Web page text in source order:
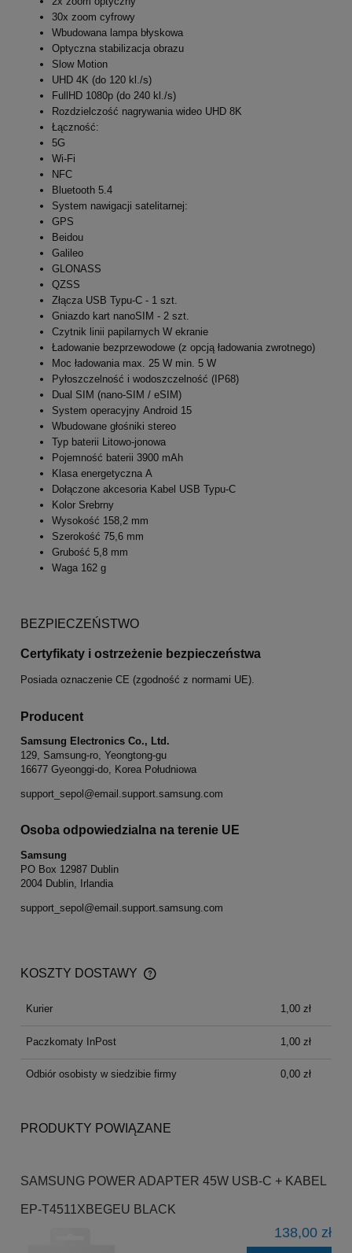
30x zoom cyfrowy
Wbudowana lampa błyskowa
Optyczna stabilizacja obrazu
Slow Motion
UHD 4K (do 120 kl./s)
FullHD 1080p (do 240 kl./s)
Rozdzielczość nagrywania wideo UHD 8K
Łączność:
5G
Wi-Fi
NFC
Bluetooth 5.4
System nawigacji satelitarnej:
GPS
Beidou
Galileo
GLONASS
QZSS
Złącza USB Typu-C - 1 szt.
Gniazdo kart nanoSIM - 2 szt.
Czytnik linii papilarnych W ekranie
Ładowanie bezprzewodowe (z opcją ładowania zwrotnego)
Moc ładowania max. 25 W min. 5 W
Pyłoszczelność i wodoszczelność (IP68)
Dual SIM (nano-SIM / eSIM)
System operacyjny Android 15
Wbudowane głośniki stereo
Typ baterii Litowo-jonowa
Pojemność baterii 3900 mAh
Klasa energetyczna A
Dołączone akcesoria Kabel USB Typu-C
Kolor Srebrny
Wysokość 158,2 mm
Szerokość 75,6 mm
Grubość 5,8 mm
Waga 162 g
BEZPIECZEŃSTWO
Certyfikaty i ostrzeżenie bezpieczeństwa
Posiada oznaczenie CE (zgodność z normami UE).
Producent
Samsung Electronics Co., Ltd.
129, Samsung-ro, Yeongtong-gu
16677 Gyeonggi-do, Korea Południowa
support_sepol@email.support.samsung.com
Osoba odpowiedzialna na terenie UE
Samsung
PO Box 12987 Dublin
2004 Dublin, Irlandia
support_sepol@email.support.samsung.com
KOSZTY DOSTAWY
CENA NIE ZAWIERA EWENTUALNYCH KOSZTÓW
Kurier
1,00 zł
Paczkomaty InPost 1,00 zł
Odbiór osobisty w siedzibie firmy 0,00 zł
PRODUKTY POWIĄZANE
SAMSUNG POWER ADAPTER 45W USB-C + KABEL
EP-T4511XBEGEU BLACK
138,00 zł